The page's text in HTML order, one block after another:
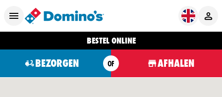
BESTEL ONLINE
BEZORGEN OF AFHALEN